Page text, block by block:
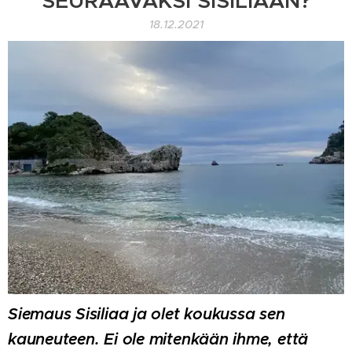
18.12.2021
Siemaus Sisiliaa ja olet koukussa sen
kauneuteen. Ei ole mitenkään ihme, että